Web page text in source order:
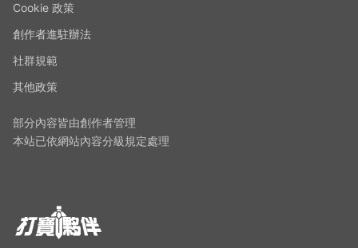
Cookie 政策
創作者進駐辦法
社群規範
其他政策
部分內容皆由創作者管理
本站已依網站內容分級規定處理